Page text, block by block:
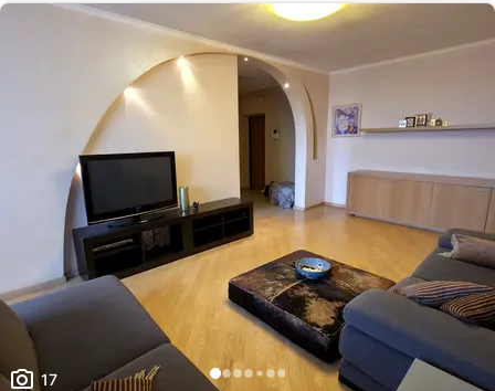
Поруч розташований міст Патона на правий берег. Готові розглянути
сім'ю і з дітками і з тваринами. Квартира готова до показів та
17